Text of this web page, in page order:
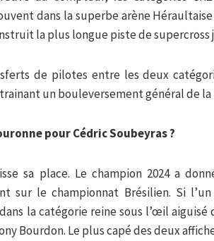
dans la superbe arène
la plus longue piste de supercross
de pilotes entre les deux
un bouleversement général de la
pour Cédric Soubeyras ?
sa place. Le champion 2024 a
sur le championnat Brésilien. Si
la catégorie reine sous l’œil aiguisé
Bourdon. Le plus capé des deux